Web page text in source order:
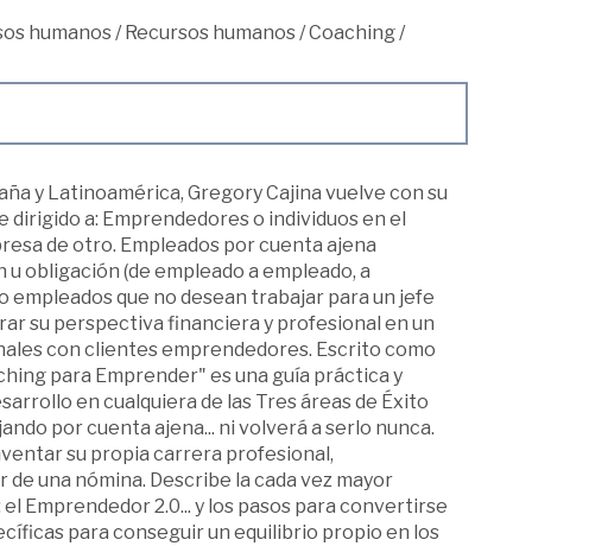
humanos/ Recursos humanos/Coaching/
y Latinoamérica, Gregory Cajina vuelve con su
a: Emprendedores o individuos en el
de otro. Empleados por cuenta ajena
obligación (de empleado a empleado, a
que no desean trabajar para un jefe
su perspectiva financiera y profesional en un
con clientes emprendedores. Escrito como
para Emprender" es una guía práctica y
en cualquiera de las Tres áreas de Éxito
por cuenta ajena... ni volverá a serlo nunca.
su propia carrera profesional,
una nómina. Describe la cada vez mayor
Emprendedor 2.0... y los pasos para convertirse
para conseguir un equilibrio propio en los